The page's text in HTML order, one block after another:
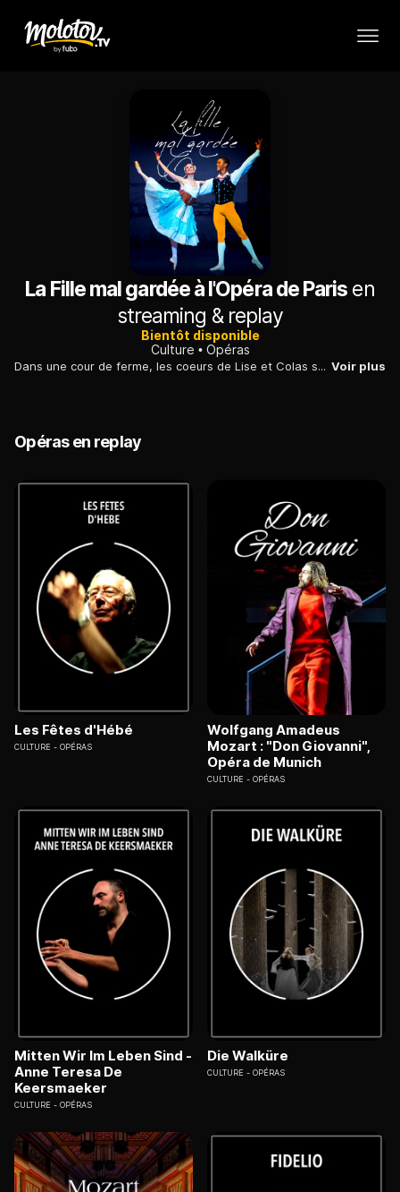
La Fille mal gardée à l'Opéra de Paris en
streaming & replay
Bientôt disponible
Culture
Opéras
Dans une cour de ferme, les coeurs de Lise et Colas se cherchent et finissent par se trouver : "La Fille mal gardée" raconte le triomphe par la ruse d'un amour empêché. Voir plus
Opéras en replay
Les Fêtes d'Hébé
CULTURE OPÉRAS
Wolfgang Amadeus
Mozart : "Don Giovanni",
Opéra de Munich
CULTURE OPÉRAS
Mitten Wir Im Leben Sind -
Anne Teresa De
Keersmaeker
CULTURE OPÉRAS
Die Walküre
CULTURE OPÉRAS